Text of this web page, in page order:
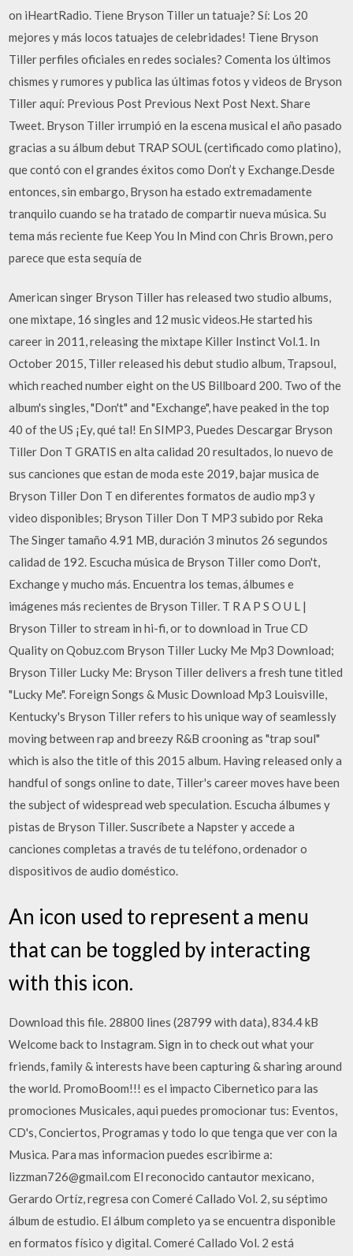
on iHeartRadio. Tiene Bryson Tiller un tatuaje? Sí: Los 20
mejores y más locos tatuajes de celebridades! Tiene Bryson
Tiller perfiles oficiales en redes sociales? Comenta los últimos
chismes y rumores y publica las últimas fotos y videos de Bryson
Tiller aquí: Previous Post Previous Next Post Next. Share
Tweet. Bryson Tiller irrumpió en la escena musical el año pasado
gracias a su álbum debut TRAP SOUL (certificado como platino),
que contó con el grandes éxitos como Don’t y Exchange.Desde
entonces, sin embargo, Bryson ha estado extremadamente
tranquilo cuando se ha tratado de compartir nueva música. Su
tema más reciente fue Keep You In Mind con Chris Brown, pero
parece que esta sequía de
American singer Bryson Tiller has released two studio albums,
one mixtape, 16 singles and 12 music videos.He started his
career in 2011, releasing the mixtape Killer Instinct Vol.1. In
October 2015, Tiller released his debut studio album, Trapsoul,
which reached number eight on the US Billboard 200. Two of the
album's singles, "Don't" and "Exchange", have peaked in the top
40 of the US ¡Ey, qué tal! En SIMP3, Puedes Descargar Bryson
Tiller Don T GRATIS en alta calidad 20 resultados, lo nuevo de
sus canciones que estan de moda este 2019, bajar musica de
Bryson Tiller Don T en diferentes formatos de audio mp3 y
video disponibles; Bryson Tiller Don T MP3 subido por Reka
The Singer tamaño 4.91 MB, duración 3 minutos 26 segundos
calidad de 192. Escucha música de Bryson Tiller como Don't,
Exchange y mucho más. Encuentra los temas, álbumes e
imágenes más recientes de Bryson Tiller. T R A P S O U L |
Bryson Tiller to stream in hi-fi, or to download in True CD
Quality on Qobuz.com Bryson Tiller Lucky Me Mp3 Download;
Bryson Tiller Lucky Me: Bryson Tiller delivers a fresh tune titled
"Lucky Me". Foreign Songs & Music Download Mp3 Louisville,
Kentucky's Bryson Tiller refers to his unique way of seamlessly
moving between rap and breezy R&B crooning as "trap soul"
which is also the title of this 2015 album. Having released only a
handful of songs online to date, Tiller's career moves have been
the subject of widespread web speculation. Escucha álbumes y
pistas de Bryson Tiller. Suscríbete a Napster y accede a
canciones completas a través de tu teléfono, ordenador o
dispositivos de audio doméstico.
An icon used to represent a menu
that can be toggled by interacting
with this icon.
Download this file. 28800 lines (28799 with data), 834.4 kB
Welcome back to Instagram. Sign in to check out what your
friends, family & interests have been capturing & sharing around
the world. PromoBoom!!! es el impacto Cibernetico para las
promociones Musicales, aqui puedes promocionar tus: Eventos,
CD's, Conciertos, Programas y todo lo que tenga que ver con la
Musica. Para mas informacion puedes escribirme a:
lizzman726@gmail.com El reconocido cantautor mexicano,
Gerardo Ortíz, regresa con Comeré Callado Vol. 2, su séptimo
álbum de estudio. El álbum completo ya se encuentra disponible
en formatos físico y digital. Comeré Callado Vol. 2 está